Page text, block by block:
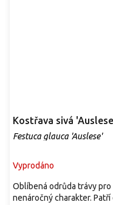
Kostřava sivá
Festuca glauca 'Auslese'
Vyprodáno
Oblíbená odrůda trávy
nenáročný charakter. Patří